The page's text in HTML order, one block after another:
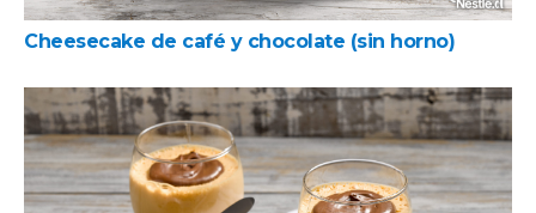
Cheesecake de café y chocolate (sin horno)